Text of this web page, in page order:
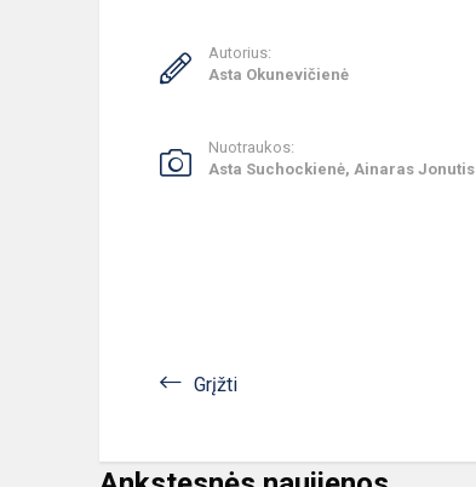
Autorius:
Asta Okunevičienė
Nuotraukos:
Asta Suchockienė, Ainaras Jonutis
Grįžti